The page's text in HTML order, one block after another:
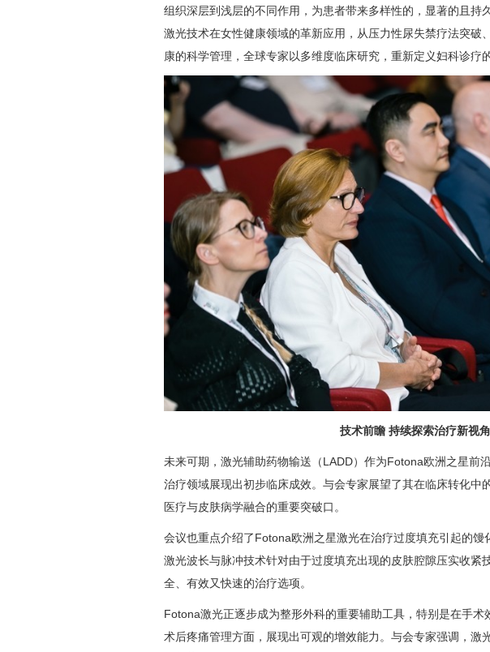
组织深层到浅层的不同作用，为患者带来多样性的，显著的且持
激光技术在女性健康领域的革新应用，从压力性尿失禁疗法突破
康的科学管理，全球专家以多维度临床研究，重新定义妇科诊疗的
技术前瞻 持续探索治疗新视角
未来可期，激光辅助药物输送（LADD）作为Fotona欧洲之星前
治疗领域展现出初步临床成效。与会专家展望了其在临床转化中
医疗与皮肤病学融合的重要突破口。
会议也重点介绍了Fotona欧洲之星激光在治疗过度填充引起的馒
激光波长与脉冲技术针对由于过度填充出现的皮肤腔隙压实收紧
全、有效又快速的治疗选项。
Fotona激光正逐步成为整形外科的重要辅助工具，特别是在手术
术后疼痛管理方面，展现出可观的增效能力。与会专家强调，激